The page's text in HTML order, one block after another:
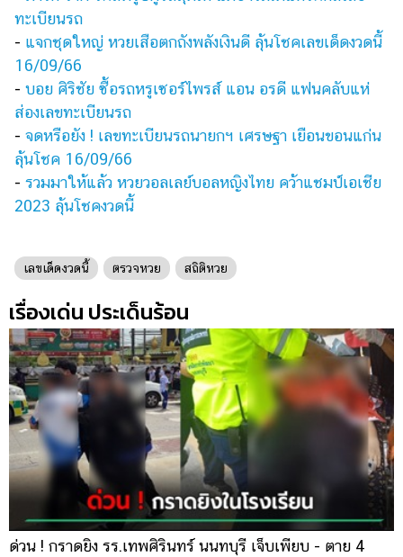
ทะเบียนรถ
- แจกชุดใหญ่ หวยเสือตกถังพลังเงินดี ลุ้นโชคเลขเด็ดงวดนี้
16/09/66
- บอย ศิริชัย ซื้อรถหรูเซอร์ไพรส์ แอน อรดี แฟนคลับแห่
ส่องเลขทะเบียนรถ
- จดหรือยัง ! เลขทะเบียนรถนายกฯ เศรษฐา เยือนขอนแก่น
ลุ้นโชค 16/09/66
- รวมมาให้แล้ว หวยวอลเลย์บอลหญิงไทย คว้าแชมป์เอเชีย
2023 ลุ้นโชคงวดนี้
เลขเด็ดงวดนี้ ตรวจหวย สถิติหวย
เรื่องเด่น ประเด็นร้อน
ด่วน ! กราดยิง รร.เทพศิรินทร์ นนทบุรี เจ็บเพียบ - ตาย 4